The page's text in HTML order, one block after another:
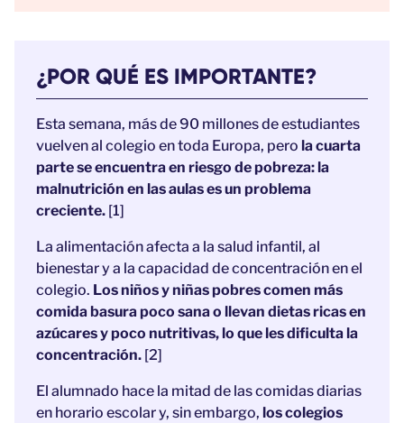
¿POR QUÉ ES IMPORTANTE?
Esta semana, más de 90 millones de estudiantes
vuelven al colegio en toda Europa, pero la cuarta
parte se encuentra en riesgo de pobreza: la
malnutrición en las aulas es un problema
creciente. [1]
La alimentación afecta a la salud infantil, al
bienestar y a la capacidad de concentración en el
colegio. Los niños y niñas pobres comen más
comida basura poco sana o llevan dietas ricas en
azúcares y poco nutritivas, lo que les dificulta la
concentración. [2]
El alumnado hace la mitad de las comidas diarias
en horario escolar y, sin embargo, los colegios